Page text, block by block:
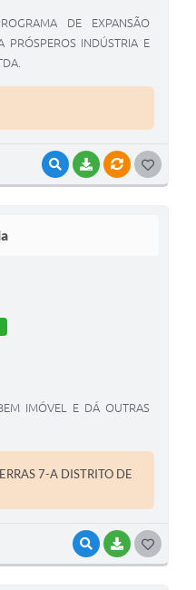
VISUALIZAR
BAIXARVÍNCULOS
DE EXPANSÃO
PRÓSPEROS INDÚSTRIA E
VISUALIZAR
BAIXAR
IMÓVEL E DÁ OUTRAS
7-A DISTRITO DE